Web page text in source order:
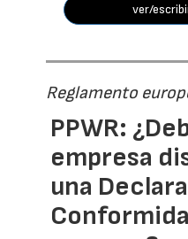
ver/
Reglamento
PPWR:
empresa
una